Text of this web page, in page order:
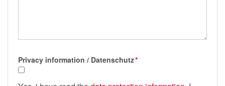
Privacy information / Datenschutz*